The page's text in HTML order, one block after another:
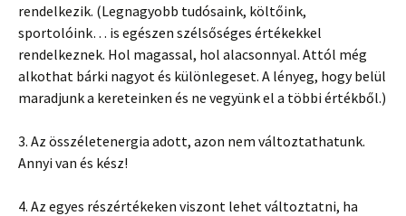
rendelkezik. (Legnagyobb tudósaink, költőink,
sportolóink… is egészen szélsőséges értékekkel
rendelkeznek. Hol magassal, hol alacsonnyal. Attól még
alkothat bárki nagyot és különlegeset. A lényeg, hogy belül
maradjunk a kereteinken és ne vegyünk el a többi értékből.)
3. Az összéletenergia adott, azon nem változtathatunk.
Annyi van és kész!
4. Az egyes részértékeken viszont lehet változtatni, ha